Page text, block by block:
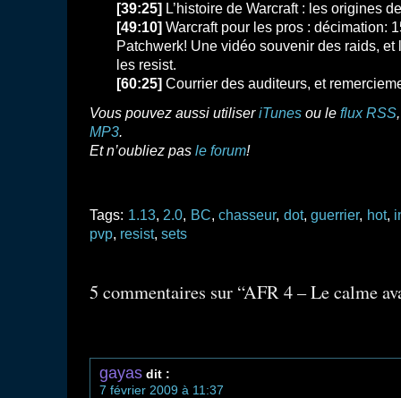
[39:25] L’histoire de Warcraft : les origines
[49:10] Warcraft pour les pros : décimation:
Patchwerk! Une vidéo souvenir des raids,
les resist.
[60:25] Courrier des auditeurs, et
Vous pouvez aussi utiliseriTunes ou le flux RSS
MP3.
Et n’oubliez pas le forum!
Tags: 1.13, 2.0, BC, chasseur, dot, guerrier, hot,
pvp, resist, sets
5 commentaires sur “AFR 4 – Le calme
gayas dit :
7 février 2009 à 11:37